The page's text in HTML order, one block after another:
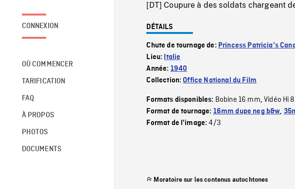
CONNEXION
OÙ COMMENCER
TARIFICATION
FAQ
À PROPOS
PHOTOS
DOCUMENTS
[DT] Coupure à des soldats chargeant
DÉTAILS
Chute de tournage de: Princess Patricia's
Lieu: Italie
Année: 1940
Collection:Office National du Film
Formats disponibles: Bobine 16 mm,Vidéo Hi 8
Format de tournage: 16mm dupe neg b&w,
Format de l'image:4/3
Moratoire sur les contenus autochtones